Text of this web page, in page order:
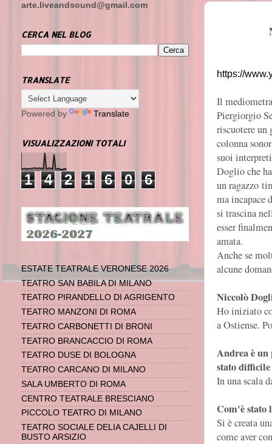
https://
Il
Piergiorgio
riscuotere un
colonna
suoi
Doglio che
un ragazzo
ma incapace
si trascina
esser
amata.
Anche se
alcune
Niccolò
Ho iniziato
a Ostiense.
Andrea è
stato
In una scala
Com'è
Si è creata
come aver
arte.liveandsound@gmail.com
CERCA NEL BLOG
TRANSLATE
Powered by Translate
VISUALIZZAZIONI TOTALI
1 4 2 1 6 0 6
ESTATE TEATRALE VERONESE 2026
TEATRO SAN BABILA DI MILANO
TEATRO PIRANDELLO DI AGRIGENTO
TEATRO MANZONI DI ROMA
TEATRO CARBONETTI DI BRONI
TEATRO BRANCACCIO DI ROMA
TEATRO DUSE DI BOLOGNA
TEATRO CARCANO DI MILANO
SALA UMBERTO DI ROMA
CENTRO TEATRALE BRESCIANO
PICCOLO TEATRO DI MILANO
TEATRO SOCIALE DELIA CAJELLI DI
BUSTO ARSIZIO